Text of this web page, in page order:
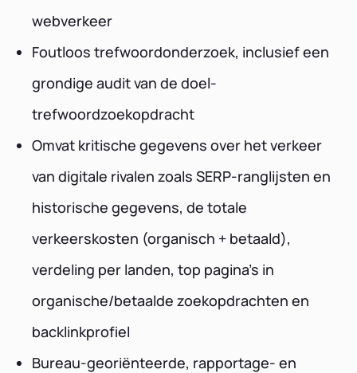
webverkeer
Foutloos trefwoordonderzoek, inclusief een
grondige audit van de doel-
trefwoordzoekopdracht
Omvat kritische gegevens over het verkeer
van digitale rivalen zoals SERP-ranglijsten en
historische gegevens, de totale
verkeerskosten (organisch + betaald),
verdeling per landen, top pagina's in
organische/betaalde zoekopdrachten en
backlinkprofiel
Bureau-georiënteerde, rapportage- en